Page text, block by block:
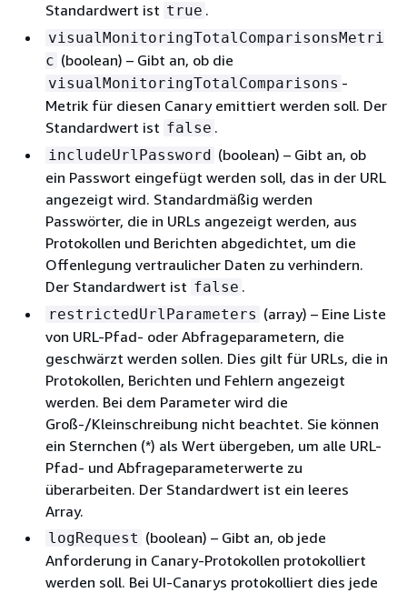
Standardwert ist true .
visualMonitoringTotalComparisonsMetri
c (boolean) – Gibt an, ob die
visualMonitoringTotalComparisons -
Metrik für diesen Canary emittiert werden soll. Der
Standardwert ist false .
includeUrlPassword (boolean) – Gibt an, ob
ein Passwort eingefügt werden soll, das in der URL
angezeigt wird. Standardmäßig werden
Passwörter, die in URLs angezeigt werden, aus
Protokollen und Berichten abgedichtet, um die
Offenlegung vertraulicher Daten zu verhindern.
Der Standardwert ist false .
restrictedUrlParameters (array) – Eine Liste
von URL-Pfad- oder Abfrageparametern, die
geschwärzt werden sollen. Dies gilt für URLs, die in
Protokollen, Berichten und Fehlern angezeigt
werden. Bei dem Parameter wird die
Groß-/Kleinschreibung nicht beachtet. Sie können
ein Sternchen (*) als Wert übergeben, um alle URL-
Pfad- und Abfrageparameterwerte zu
überarbeiten. Der Standardwert ist ein leeres
Array.
logRequest (boolean) – Gibt an, ob jede
Anforderung in Canary-Protokollen protokolliert
werden soll. Bei UI-Canarys protokolliert dies jede